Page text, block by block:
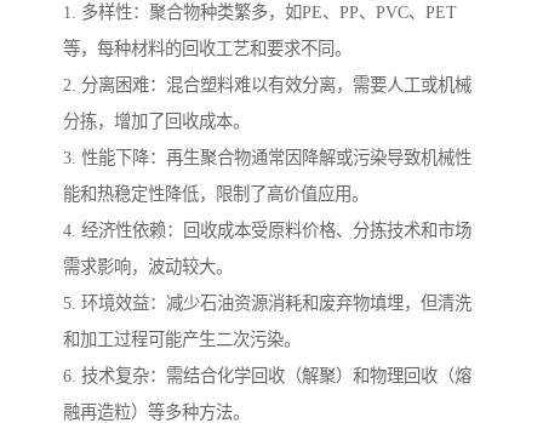
1. 多样性：聚合物种类繁多，如PE、PP、PVC、PET
等，每种材料的回收工艺和要求不同。
2. 分离困难：混合塑料难以有效分离，需要人工或机械
分拣，增加了回收成本。
3. 性能下降：再生聚合物通常因降解或污染导致机械性
能和热稳定性降低，限制了高价值应用。
4. 经济性依赖：回收成本受原料价格、分拣技术和市场
需求影响，波动较大。
5. 环境效益：减少石油资源消耗和废弃物填埋，但清洗
和加工过程可能产生二次污染。
6. 技术复杂：需结合化学回收（解聚）和物理回收（熔
融再造粒）等多种方法。